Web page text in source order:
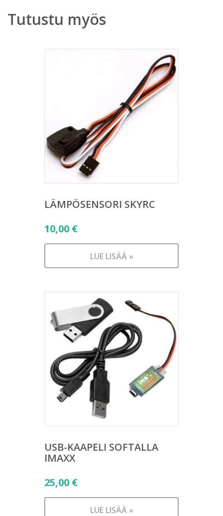
Tutustu myös
LÄMPÖSENSORI SKYRC
10,00 €
LUE LISÄÄ »
USB-KAAPELI SOFTALLA
IMAXX
25,00 €
LUE LISÄÄ »